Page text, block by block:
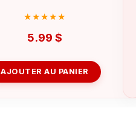
5.99 $
AJOUTER AU PANIER